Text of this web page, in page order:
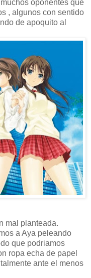
oponentes que
, algunos con sentido
de apoquito al
mal planteada.
a Aya peleando
que podriamos
ropa echa de papel
ante el menos